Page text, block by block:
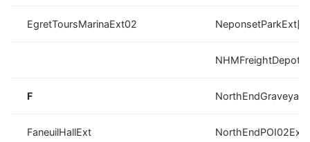
EgretToursMarinaExt02
F
FaneuilHallExt NorthEndPOI02Ext